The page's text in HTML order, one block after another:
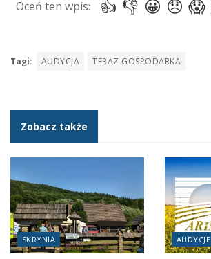
Tagi: AUDYCJA TERAZ GOSPODARKA
Zobacz także
SKRYNIA AUDYCJE